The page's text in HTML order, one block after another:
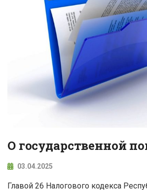
О государственной
03.04.2025
Главой 26 Налогового кодекса